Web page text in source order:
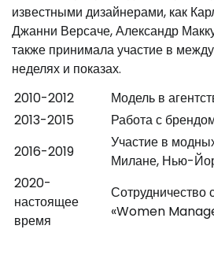
известными дизайнерами, как
Джанни Версаче, Александр
также принимала участие в
неделях и показах.
2010-2012
Модель в
2013-2015
Работа с
2016-2019
Участие в
Милане, Нью-
2020-
настоящее
время
Сотрудничество
«Women